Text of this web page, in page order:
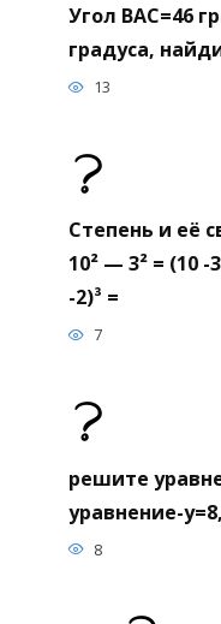
Угол BAC=46
градуса,
13
Степень и её
10² — 3² = (10 -
-2)³ =
7
решите
уравнение-
8